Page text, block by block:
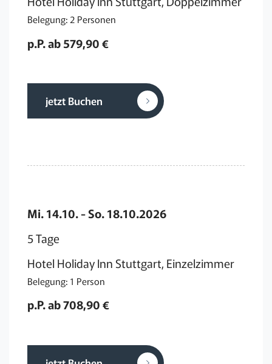
Belegung: 2 Personen
p.P. ab 579,90 €
jetzt Buchen
Mi. 14.10. - So. 18.10.2026
5 Tage
Hotel Holiday Inn Stuttgart, Einzelzimmer
Belegung: 1 Person
p.P. ab 708,90 €